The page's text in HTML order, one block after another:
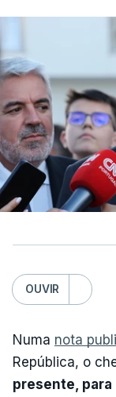
OUVIR
Numa nota
República, o
presente, para